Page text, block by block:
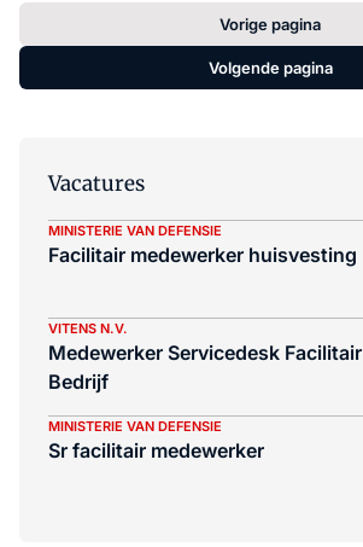
Vorige pagina
Volgende pagina
Vacatures
MINISTERIE VAN DEFENSIE
Facilitair medewerker huisvesting
VITENS N.V.
Medewerker Servicedesk Facilitair
Bedrijf
MINISTERIE VAN DEFENSIE
Sr facilitair medewerker